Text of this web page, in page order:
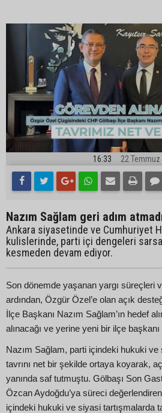
16:33 22 Temmuz
Nazım Sağlam geri adım
Ankara siyasetinde ve Cumhuriyet
kulislerinde, parti içi dengeleri
kesmeden devam ediyor.
Son dönemde yaşanan yargı süreçleri
ardından, Özgür Özel’e olan açık
İlçe Başkanı Nazım Sağlam’ın hedef
alınacağı ve yerine yeni bir ilçe
Nazım Sağlam, parti içindeki hukuki ve
tavrını net bir şekilde ortaya koyarak,
yanında saf tutmuştu. Gölbaşı Son
Özcan Aydoğdu’ya süreci
içindeki hukuki ve siyasi tartışmalarda